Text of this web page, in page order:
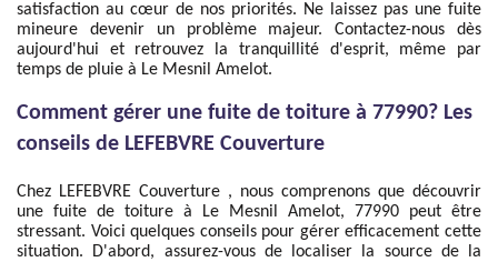
satisfaction au cœur de nos priorités. Ne laissez pas une fuite
mineure devenir un problème majeur. Contactez-nous dès
aujourd'hui et retrouvez la tranquillité d'esprit, même par
temps de pluie à Le Mesnil Amelot.
Comment gérer une fuite de toiture à 77990? Les
conseils de LEFEBVRE Couverture
Chez LEFEBVRE Couverture , nous comprenons que découvrir
une fuite de toiture à Le Mesnil Amelot, 77990 peut être
stressant. Voici quelques conseils pour gérer efficacement cette
situation. D'abord, assurez-vous de localiser la source de la